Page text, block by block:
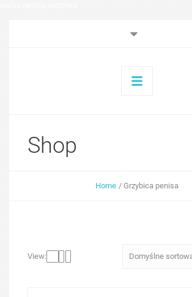
Shop
Home / Grzybica penisa
View: